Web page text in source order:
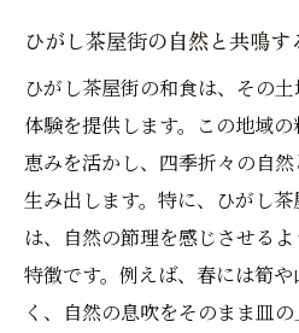
ひがし茶屋街の自然と共鳴す
ひがし茶屋街の和食は、その
体験を提供します。この地域
恵みを活かし、四季折々の自
生み出します。特に、ひがし
は、自然の節理を感じさせる
特徴です。例えば、春には筍
く、自然の息吹をそのまま皿の